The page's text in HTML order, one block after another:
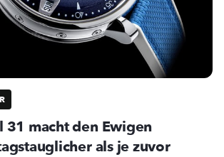
31 macht den Ewigen
als je zuvor